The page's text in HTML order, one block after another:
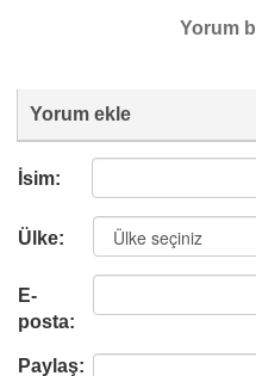
Yorum
Yorum ekle
İsim:
Ülke:
E-
posta:
Paylaş: